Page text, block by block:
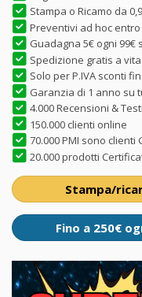
Stampa o Ricamo da
Preventivi ad hoc entro
Guadagna 5€ ogni 99€
Spedizione gratis a
Solo per P.IVA sconti
Garanzia di 1 anno su
4.000 Recensioni &
150.000 clienti online
70.000 PMI sono clienti
20.000 prodotti
Stampa/
Fino a 250€